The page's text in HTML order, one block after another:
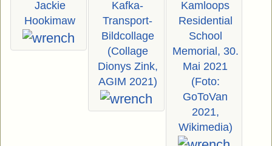
Jackie
Hookimaw
Kafka-
Transport-
Bildcollage
(Collage
Dionys Zink,
AGIM 2021)
Kamloops
Residential
School
Memorial, 30.
Mai 2021
(Foto:
GoToVan
2021,
Wikimedia)